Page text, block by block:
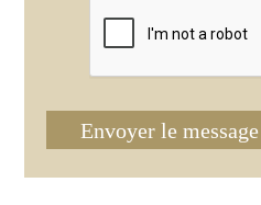
Envoyer le message